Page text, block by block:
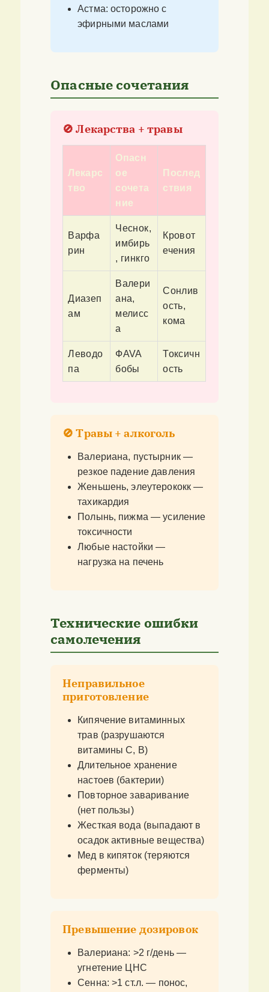
Астма: осторожно с
эфирными маслами
Опасные сочетания
🚫 Лекарства + травы
Лекарс
тво
Опасн
ое
сочета
ние
Послед
ствия
Варфа
рин
Чеснок,
имбирь
, гинкго
Кровот
ечения
Диазеп
ам
Валери
ана,
мелисс
а
Сонлив
ость,
кома
Леводо
па
ФAVA
бобы
Токсичн
ость
🚫 Травы + алкоголь
Валериана, пустырник —
резкое падение давления
Женьшень, элеутерококк —
тахикардия
Полынь, пижма — усиление
токсичности
Любые настойки —
нагрузка на печень
Технические ошибки
самолечения
Неправильное
приготовление
Кипячение витаминных
трав (разрушаются
витамины C, B)
Длительное хранение
настоев (бактерии)
Повторное заваривание
(нет пользы)
Жесткая вода (выпадают в
осадок активные вещества)
Мед в кипяток (теряются
ферменты)
Превышение дозировок
Валериана: >2 г/день —
угнетение ЦНС
Сенна: >1 ст.л. — понос,